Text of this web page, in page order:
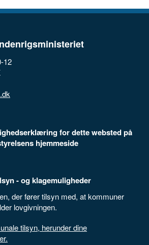
12
for dette websted på
hjemmeside
- og klagemuligheder
der fører tilsyn med, at kommuner
lovgivningen.
tilsyn, herunder dine